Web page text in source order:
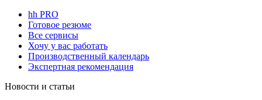
hh PRO
Готовое резюме
Все сервисы
Хочу у вас работать
Производственный календарь
Экспертная рекомендация
Новости и статьи